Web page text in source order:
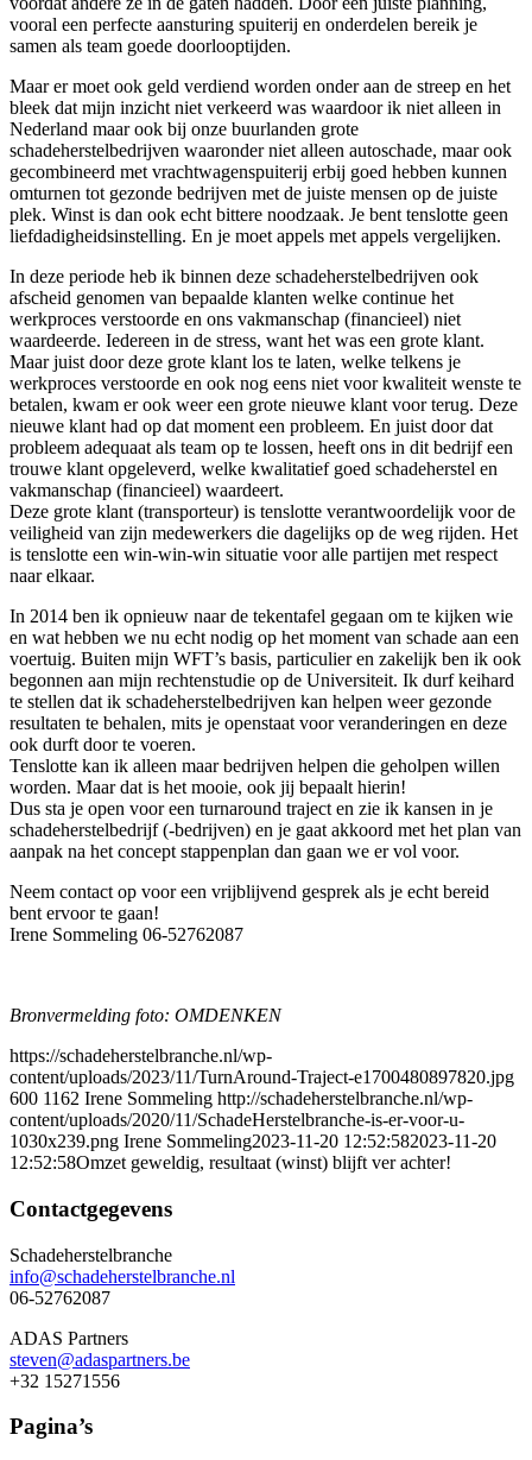
vooral een perfecte aansturing spuiterij en onderdelen bereik je
samen als team goede doorlooptijden.
Maar er moet ook geld verdiend worden onder aan de streep en het
bleek dat mijn inzicht niet verkeerd was waardoor ik niet alleen in
Nederland maar ook bij onze buurlanden grote
schadeherstelbedrijven waaronder niet alleen autoschade, maar ook
gecombineerd met vrachtwagenspuiterij erbij goed hebben kunnen
omturnen tot gezonde bedrijven met de juiste mensen op de juiste
plek. Winst is dan ook echt bittere noodzaak. Je bent tenslotte geen
liefdadigheidsinstelling. En je moet appels met appels vergelijken.
In deze periode heb ik binnen deze schadeherstelbedrijven ook
afscheid genomen van bepaalde klanten welke continue het
werkproces verstoorde en ons vakmanschap (financieel) niet
waardeerde. Iedereen in de stress, want het was een grote klant.
Maar juist door deze grote klant los te laten, welke telkens je
werkproces verstoorde en ook nog eens niet voor kwaliteit wenste te
betalen, kwam er ook weer een grote nieuwe klant voor terug. Deze
nieuwe klant had op dat moment een probleem. En juist door dat
probleem adequaat als team op te lossen, heeft ons in dit bedrijf een
trouwe klant opgeleverd, welke kwalitatief goed schadeherstel en
vakmanschap (financieel) waardeert.
Deze grote klant (transporteur) is tenslotte verantwoordelijk voor de
veiligheid van zijn medewerkers die dagelijks op de weg rijden. Het
is tenslotte een win-win-win situatie voor alle partijen met respect
naar elkaar.
In 2014 ben ik opnieuw naar de tekentafel gegaan om te kijken wie
en wat hebben we nu echt nodig op het moment van schade aan een
voertuig. Buiten mijn WFT’s basis, particulier en zakelijk ben ik ook
begonnen aan mijn rechtenstudie op de Universiteit. Ik durf keihard
te stellen dat ik schadeherstelbedrijven kan helpen weer gezonde
resultaten te behalen, mits je openstaat voor veranderingen en deze
ook durft door te voeren.
Tenslotte kan ik alleen maar bedrijven helpen die geholpen willen
worden. Maar dat is het mooie, ook jij bepaalt hierin!
Dus sta je open voor een turnaround traject en zie ik kansen in je
schadeherstelbedrijf (-bedrijven) en je gaat akkoord met het plan van
aanpak na het concept stappenplan dan gaan we er vol voor.
Neem contact op voor een vrijblijvend gesprek als je echt bereid
bent ervoor te gaan!
Irene Sommeling 06-52762087
Bronvermelding foto: OMDENKEN
https://schadeherstelbranche.nl/wp-
content/uploads/2023/11/TurnAround-Traject-e1700480897820.jpg
600 1162 Irene Sommeling http://schadeherstelbranche.nl/wp-
content/uploads/2020/11/SchadeHerstelbranche-is-er-voor-u-
1030x239.png Irene Sommeling2023-11-20 12:52:582023-11-20
12:52:58Omzet geweldig, resultaat (winst) blijft ver achter!
Contactgegevens
Schadeherstelbranche
info@schadeherstelbranche.nl
06-52762087
ADAS Partners
steven@adaspartners.be
+32 15271556
Pagina’s